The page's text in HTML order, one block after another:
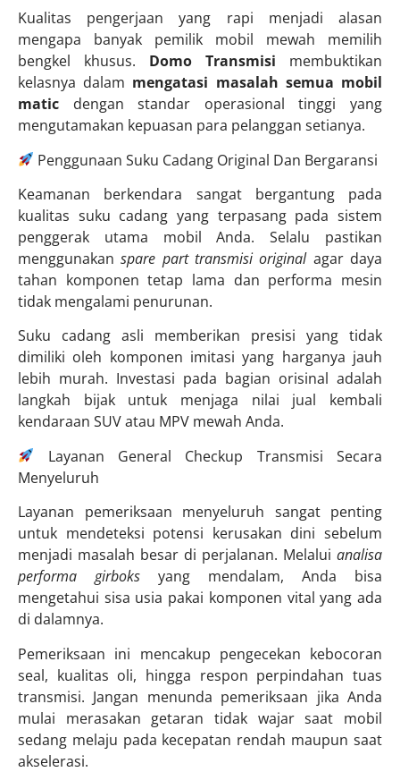
Kualitas pengerjaan yang rapi menjadi alasan
mengapa banyak pemilik mobil mewah memilih
bengkel khusus. Domo Transmisi membuktikan
kelasnya dalam mengatasi masalah semua mobil
matic dengan standar operasional tinggi yang
mengutamakan kepuasan para pelanggan setianya.
Penggunaan Suku Cadang Original Dan Bergaransi
Keamanan berkendara sangat bergantung pada
kualitas suku cadang yang terpasang pada sistem
penggerak utama mobil Anda. Selalu pastikan
menggunakanspare part transmisi originalagar daya
tahan komponen tetap lama dan performa mesin
tidak mengalami penurunan.
Suku cadang asli memberikan presisi yang tidak
dimiliki oleh komponen imitasi yang harganya jauh
lebih murah. Investasi pada bagian orisinal adalah
langkah bijak untuk menjaga nilai jual kembali
kendaraan SUV atau MPV mewah Anda.
Layanan General Checkup Transmisi Secara
Menyeluruh
Layanan pemeriksaan menyeluruh sangat penting
untuk mendeteksi potensi kerusakan dini sebelum
menjadi masalah besar di perjalanan. Melalui analisa
performa girboks yang mendalam, Anda bisa
mengetahui sisa usia pakai komponen vital yang ada
di dalamnya.
Pemeriksaan ini mencakup pengecekan kebocoran
seal, kualitas oli, hingga respon perpindahan tuas
transmisi. Jangan menunda pemeriksaan jika Anda
mulai merasakan getaran tidak wajar saat mobil
sedang melaju pada kecepatan rendah maupun saat
akselerasi.